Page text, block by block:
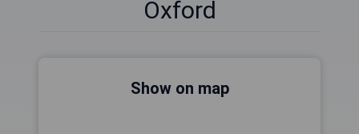
Oxford
Show on map